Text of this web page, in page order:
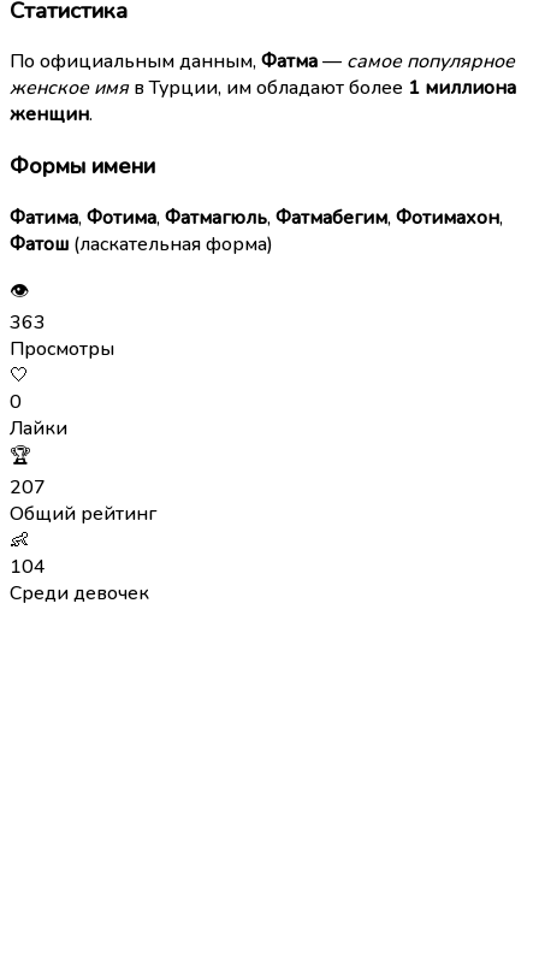
Статистика
По официальным данным,Фатма— самое популярное
женское имяв Турции, им обладают более 1 миллиона
женщин.
Формы имени
Фатима,Фотима,Фатмагюль,Фатмабегим,Фотимахон,
Фатош (ласкательная форма)
👁
363
Просмотры
🤍
0
Лайки
🏆
207
Общий рейтинг
👶
104
Среди девочек